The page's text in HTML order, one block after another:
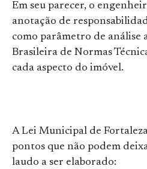
Em seu parecer, o
anotação de
como parâmetro de análise
Brasileira de Normas
cada aspecto do imóvel.
A Lei Municipal de
pontos que não podem
laudo a ser elaborado: